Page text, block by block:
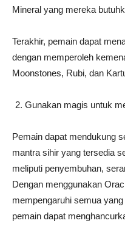
Mineral yang mereka
Terakhir, pemain dapat
dengan memperoleh
Moonstones, Rubi, dan
Gunakan magis untuk
Pemain dapat mendukung
mantra sihir yang tersedia
meliputi penyembuhan,
Dengan menggunakan
mempengaruhi semua
pemain dapat